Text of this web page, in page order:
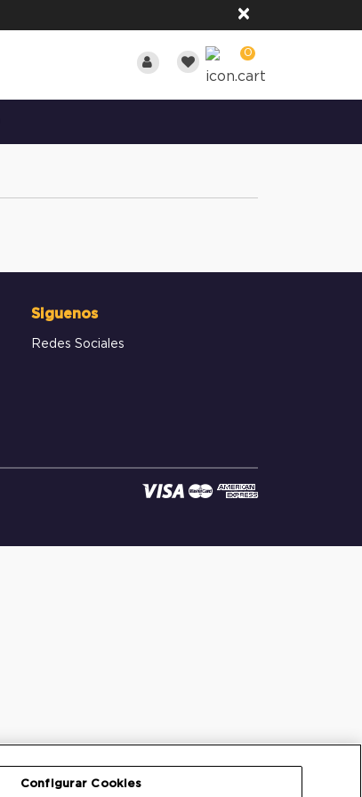
×
0
Siguenos
Redes Sociales
Configurar Cookies